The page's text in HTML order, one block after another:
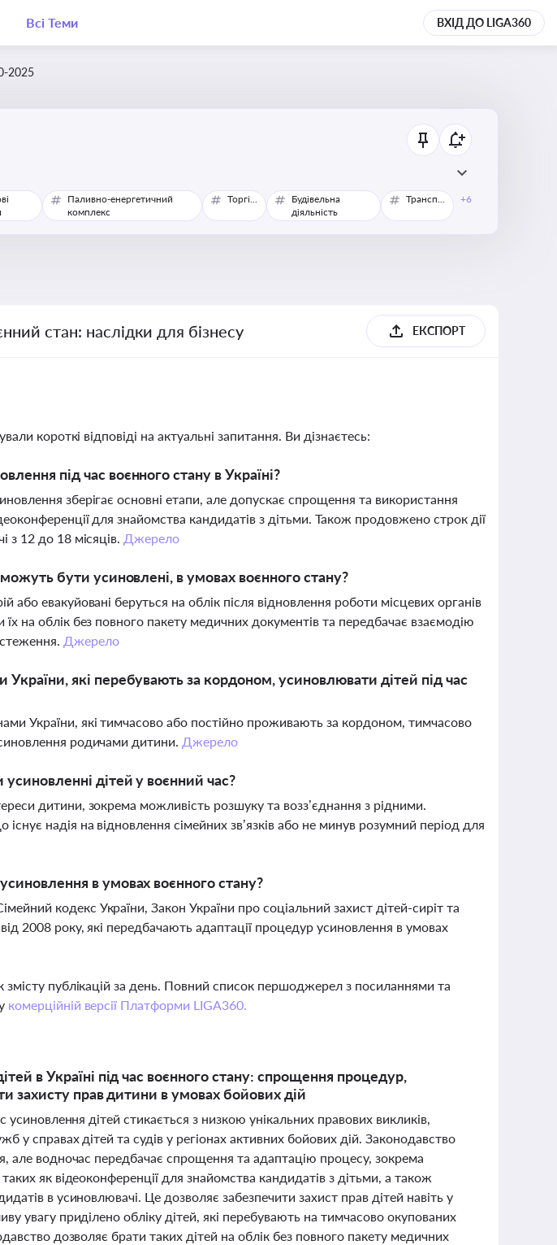
Всі Теми ВХІД ДО LIGA360
2025
Паливно-енергетичний
комплекс
Торгівля
Будівельна
діяльність
Транспорт +6
стан: наслідки для бізнесу ЕКСПОРТ
короткі відповіді на актуальні запитання. Ви дізнаєтесь:
під час воєнного стану в Україні?
зберігає основні етапи, але допускає спрощення та використання
для знайомства кандидатів з дітьми. Також продовжено строк дії
з 12 до 18 місяців. Джерело
бути усиновлені, в умовах воєнного стану?
або евакуйовані беруться на облік після відновлення роботи місцевих органів
на облік без повного пакету медичних документів та передбачає взаємодію
Джерело
які перебувають за кордоном, усиновлювати дітей під час
України, які тимчасово або постійно проживають за кордоном, тимчасово
родичами дитини. Джерело
дітей у воєнний час?
дитини, зокрема можливість розшуку та возз’єднання з рідними.
надія на відновлення сімейних зв’язків або не минув розумний період для
в умовах воєнного стану?
кодекс України, Закон України про соціальний захист дітей-сиріт та
2008 року, які передбачають адаптації процедур усиновлення в умовах
публікацій за день. Повний список першоджерел з посиланнями та
комерційній версії Платформи LIGA360.
в Україні під час воєнного стану: спрощення процедур,
захисту прав дитини в умовах бойових дій
усиновлення дітей стикається з низкою унікальних правових викликів,
у справах дітей та судів у регіонах активних бойових дій. Законодавство
але водночас передбачає спрощення та адаптацію процесу, зокрема
як відеоконференції для знайомства кандидатів з дітьми, а також
в усиновлювачі. Це дозволяє забезпечити захист прав дітей навіть у
увагу приділено обліку дітей, які перебувають на тимчасово окупованих
дозволяє брати таких дітей на облік без повного пакету медичних